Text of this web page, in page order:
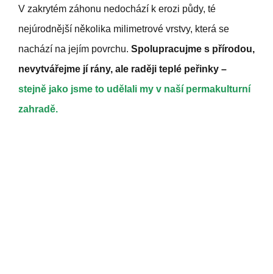
V zakrytém záhonu nedochází k erozi půdy, té
nejúrodnější několika milimetrové vrstvy, která se
nachází na jejím povrchu. Spolupracujme s přírodou,
nevytvářejme jí rány, ale raději teplé peřinky –
stejně jako jsme to udělali my v naší permakulturní
zahradě.